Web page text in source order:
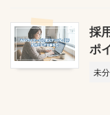
採
ポ
未